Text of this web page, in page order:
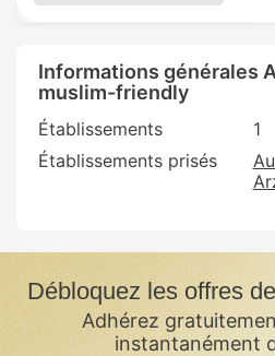
Informations générales
muslim-friendly
Établissements
1
Établissements prisés
Débloquez les offres
Adhérez
instantanément